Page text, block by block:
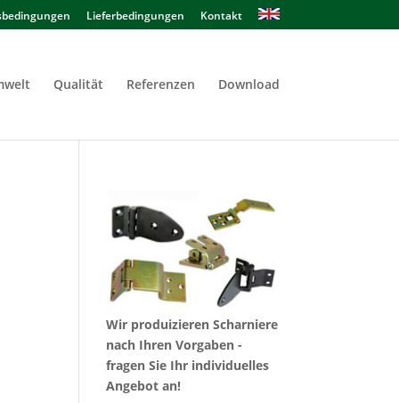
Lieferbedingungen Kontakt
Qualität Referenzen Download
Wir produizieren Scharniere
nach Ihren Vorgaben -
fragen Sie Ihr individuelles
Angebot an!